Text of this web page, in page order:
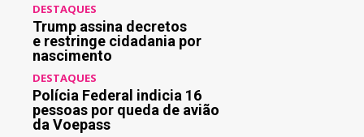
DESTAQUES
Trump assina decretos
e restringe cidadania por
nascimento
DESTAQUES
Polícia Federal indicia 16
pessoas por queda de avião
da Voepass